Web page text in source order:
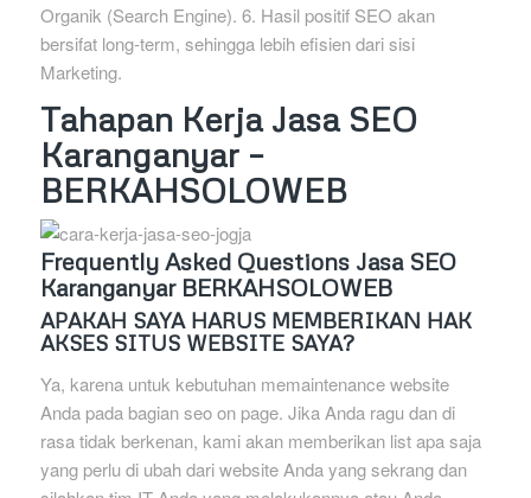
Organik (Search Engine). 6. Hasil positif SEO akan
bersifat long-term, sehingga lebih efisien dari sisi
Marketing.
Tahapan Kerja Jasa SEO
Karanganyar –
BERKAHSOLOWEB
Frequently Asked Questions Jasa SEO
Karanganyar BERKAHSOLOWEB
APAKAH SAYA HARUS MEMBERIKAN HAK
AKSES SITUS WEBSITE SAYA?
Ya, karena untuk kebutuhan memaintenance website
Anda pada bagian seo on page. Jika Anda ragu dan di
rasa tidak berkenan, kami akan memberikan list apa saja
yang perlu di ubah dari website Anda yang sekrang dan